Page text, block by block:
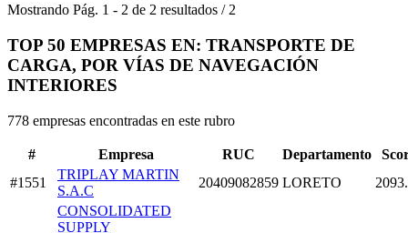
Mostrando Pág. 1 - 2 de 2 resultados / 2
TOP 50 EMPRESAS EN: TRANSPORTE DE
CARGA, POR VÍAS DE NAVEGACIÓN
INTERIORES
778 empresas encontradas en este rubro
# Empresa RUC Departamento
#1551
TRIPLAY MARTIN
S.A.C
20409082859 LORETO
CONSOLIDATED
SUPPLY